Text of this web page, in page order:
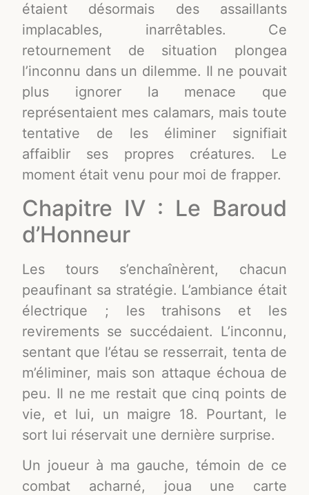
étaient désormais des assaillants
implacables, inarrêtables. Ce
retournement de situation plongea
l’inconnu dans un dilemme. Il ne pouvait
plus ignorer la menace que
représentaient mes calamars, mais toute
tentative de les éliminer signifiait
affaiblir ses propres créatures. Le
moment était venu pour moi de frapper.
Chapitre IV : Le Baroud
d’Honneur
Les tours s’enchaînèrent, chacun
peaufinant sa stratégie. L’ambiance était
électrique ; les trahisons et les
revirements se succédaient. L’inconnu,
sentant que l’étau se resserrait, tenta de
m’éliminer, mais son attaque échoua de
peu. Il ne me restait que cinq points de
vie, et lui, un maigre 18. Pourtant, le
sort lui réservait une dernière surprise.
Un joueur à ma gauche, témoin de ce
combat acharné, joua une carte